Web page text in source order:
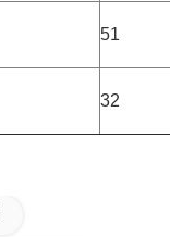
51
32